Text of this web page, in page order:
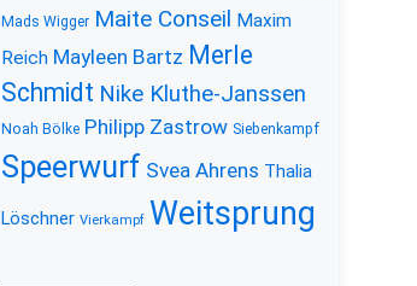
Mads Wigger Maite Conseil Maxim
Reich Mayleen Bartz Merle
Schmidt Nike Kluthe-Janssen
Noah Bölke Philipp Zastrow Siebenkampf
Speerwurf Svea Ahrens Thalia
Löschner Vierkampf Weitsprung